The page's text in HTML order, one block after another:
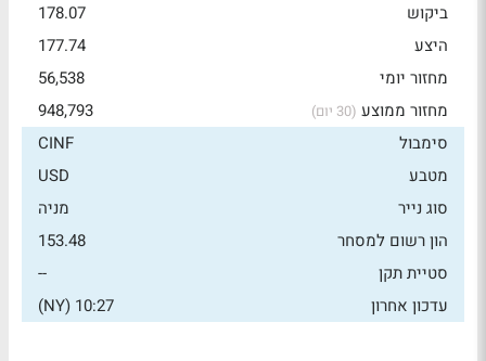
ביקוש
178.07
היצע
177.74
מחזור יומי
56,538
מחזור ממוצע (30 יום)
948,793
סימבול
CINF
מטבע
USD
סוג נייר
מניה
הון רשום למסחר
153.48
סטיית תקן
--
עדכון אחרון
10:27 (NY)